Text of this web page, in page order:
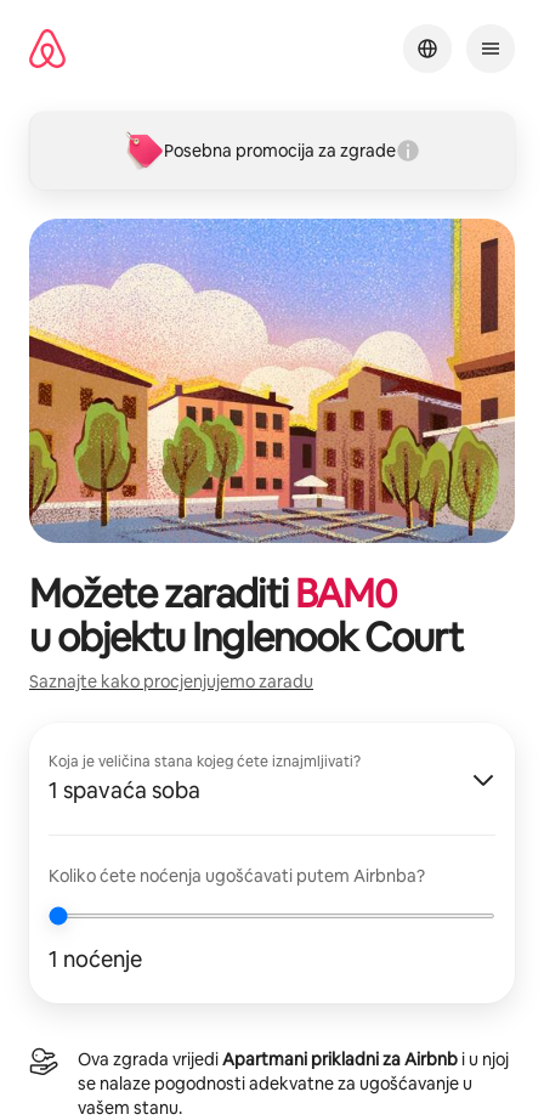
sadržaj
Posebna promocija za zgrade
Možete zaraditiBAM0
u objektuInglenook Court
Saznajte kako procjenjujemo zaradu
Koja je veličina stana kojeg ćete iznajmljivati?
1 spavaća soba
Koliko ćete noćenja ugošćavati putem Airbnba?
1 noćenje
Ova zgrada vrijediApartmani prikladni za Airbnb i u njoj
se nalaze pogodnosti adekvatne za ugošćavanje u
vašem stanu.